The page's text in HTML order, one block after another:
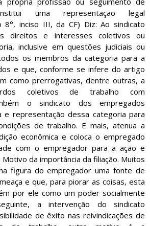
uma representação legal
8°, inciso III, da CF) Diz: Ao sindicato
direitos e interesses coletivos ou
inclusive em questões judiciais ou
os membros da categoria para a
e que, conforme se infere do artigo
como prerrogativas, dentre outras, a
coletivos de trabalho com
o sindicato dos empregados
e representação dessa categoria para
de trabalho. E mais, atenua a
econômica e coloca o empregado
com o empregador para a ação e
da importância da filiação. Muitos
figura do empregador uma fonte de
e que, para piorar as coisas, esta
por ele como um poder socialmente
a intervenção do sindicato
de êxito nas reivindicações de